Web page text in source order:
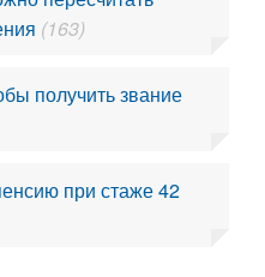
(163)
получить звание
при стаже 42